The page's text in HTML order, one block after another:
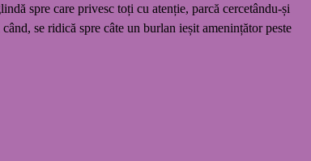
spre care privesc toți cu atenție, parcă cercetându-și
se ridică spre câte un burlan ieșit amenințător peste